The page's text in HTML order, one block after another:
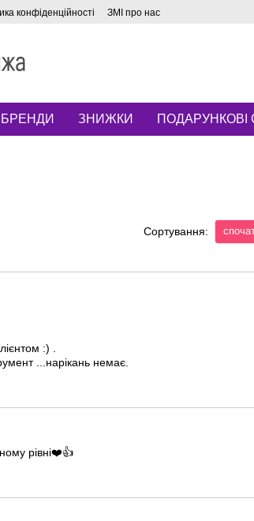
конфіденційності ЗМІ про нас
БРЕНДИ ЗНИЖКИ ПОДАРУНКОВІ
Сортування:
:) .
...нарікань немає.
рівні❤️👍